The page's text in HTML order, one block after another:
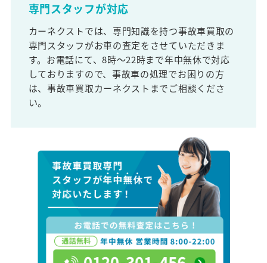
専門スタッフが対応
カーネクストでは、専門知識を持つ事故車買取の
専門スタッフがお車の査定をさせていただきま
す。お電話にて、8時～22時まで年中無休で対応
しておりますので、事故車の処理でお困りの方
は、事故車買取カーネクストまでご相談くださ
い。